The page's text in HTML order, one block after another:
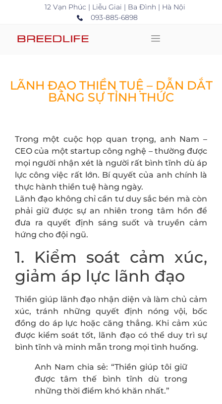
12 Vạn Phúc | Liễu Giai | Ba Đình | Hà Nội
093-885-6898
LÃNH ĐẠO THIỀN TUỆ – DẪN DẮT
BẰNG SỰ TỈNH THỨC
Trong một cuộc họp quan trọng, anh Nam –
CEO của một startup công nghệ – thường được
mọi người nhận xét là người rất bình tĩnh dù áp
lực công việc rất lớn. Bí quyết của anh chính là
thực hành thiền tuệ hàng ngày.
Lãnh đạo không chỉ cần tư duy sắc bén mà còn
phải giữ được sự an nhiên trong tâm hồn để
đưa ra quyết định sáng suốt và truyền cảm
hứng cho đội ngũ.
1. Kiểm soát cảm xúc,
giảm áp lực lãnh đạo
Thiền giúp lãnh đạo nhận diện và làm chủ cảm
xúc, tránh những quyết định nóng vội, bốc
đồng do áp lực hoặc căng thẳng. Khi cảm xúc
được kiểm soát tốt, lãnh đạo có thể duy trì sự
bình tĩnh và minh mẫn trong mọi tình huống.
Anh Nam chia sẻ: “Thiền giúp tôi giữ
được tâm thế bình tĩnh dù trong
những thời điểm khó khăn nhất.”